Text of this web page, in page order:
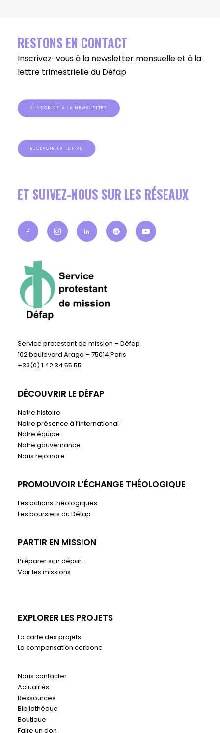
RESTONS EN CONTACT
Inscrivez-vous à la newsletter mensuelle et à la
lettre trimestrielle du Défap
S'INSCRIRE À LA NEWSLETTER
RECEVOIR LA LETTRE
ET SUIVEZ-NOUS SUR LES RÉSEAUX
Service protestant de mission – Défap
102 boulevard Arago – 75014 Paris
+33(0) 1 42 34 55 55
DÉCOUVRIR LE DÉFAP
Notre histoire
Notre présence à l’international
Notre équipe
Notre gouvernance
Nous rejoindre
PROMOUVOIR L’ÉCHANGE THÉOLOGIQUE
Les actions théologiques
Les boursiers du Défap
PARTIR EN MISSION
Préparer son départ
Voir les missions
EXPLORER LES PROJETS
La carte des projets
La compensation carbone
Nous contacter
Actualités
Ressources
Bibliothèque
Boutique
Faire un don